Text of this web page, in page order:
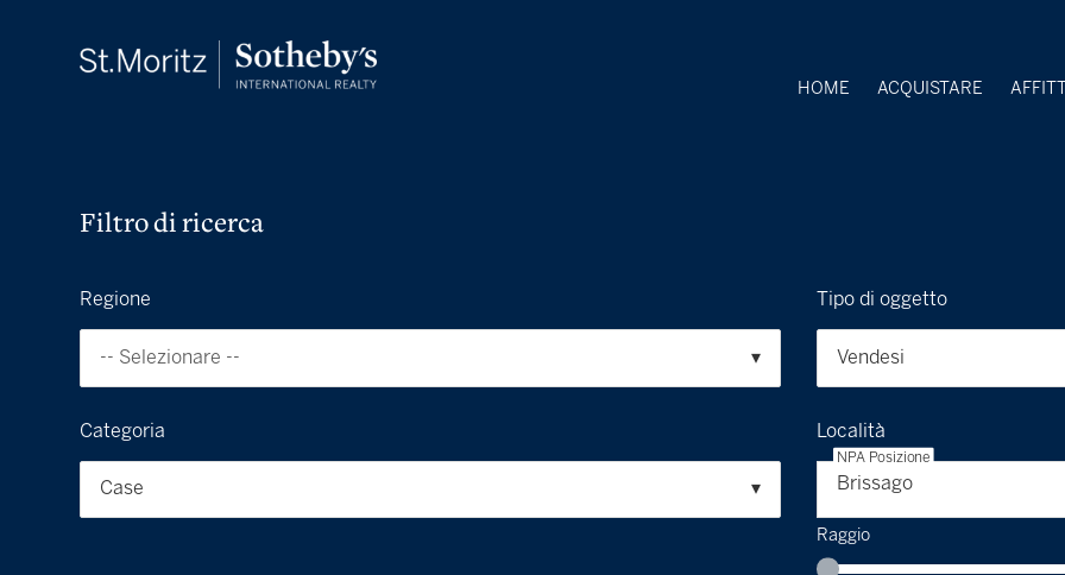
HOME ACQUISTARE
Filtro di ricerca
Regione
-- Selezionare --
Tipo di oggetto
Vendesi
Categoria
Case
Località
Brissago
NPA Posizione
Raggio